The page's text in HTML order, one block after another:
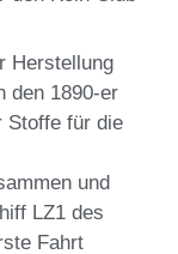
Herstellung
den 1890-er
Stoffe für die
und
LZ1 des
Fahrt